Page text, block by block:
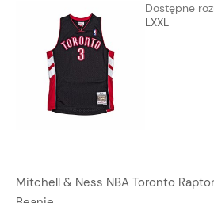
Dostępne
LXXL
Mitchell & Ness NBA Toronto